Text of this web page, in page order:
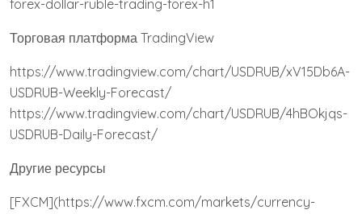
forex-dollar-ruble-trading-forex-h1
Торговая платформа TradingView
https://www.tradingview.com/chart/USDRUB/xV15Db6A-
USDRUB-Weekly-Forecast/
https://www.tradingview.com/chart/USDRUB/4hBOkjqs-
USDRUB-Daily-Forecast/
Другие ресурсы
[FXCM](https://www.fxcm.com/markets/currency-